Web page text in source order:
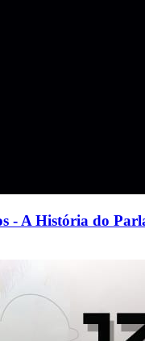
- A História do